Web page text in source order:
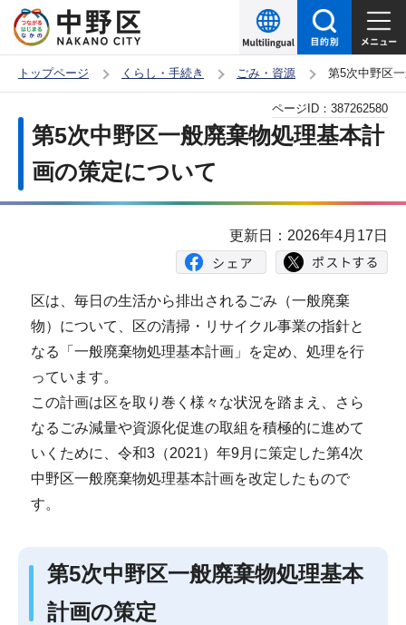
の
ー
トップページ くらし・手続き ごみ・資源 第5次中野区
か
第5次中野区一般廃棄物処理基本計
画の策定について
ページID： 387262580
更新日：2026年4月17日
区は、毎日の生活から排出されるごみ（一般廃棄
物）について、区の清掃・リサイクル事業の指針と
なる「一般廃棄物処理基本計画」を定め、処理を行
っています。
この計画は区を取り巻く様々な状況を踏まえ、さら
なるごみ減量や資源化促進の取組を積極的に進めて
いくために、令和3（2021）年9月に策定した第4次
中野区一般廃棄物処理基本計画を改定したもので
す。
第5次中野区一般廃棄物処理基本
計画の策定